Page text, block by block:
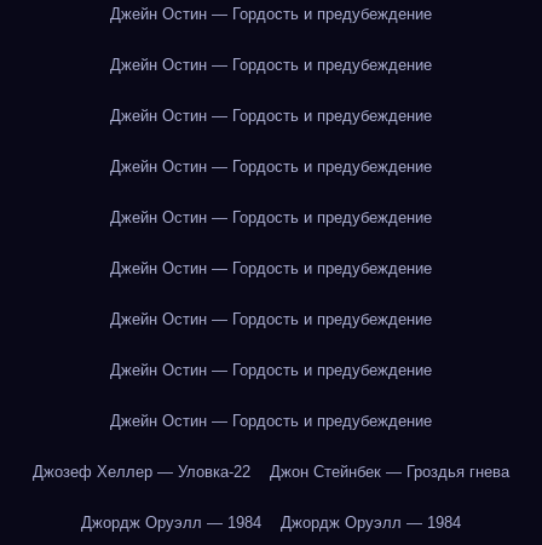
Джейн Остин — Гордость и предубеждение
Джейн Остин — Гордость и предубеждение
Джейн Остин — Гордость и предубеждение
Джейн Остин — Гордость и предубеждение
Джейн Остин — Гордость и предубеждение
Джейн Остин — Гордость и предубеждение
Джейн Остин — Гордость и предубеждение
Джейн Остин — Гордость и предубеждение
Джейн Остин — Гордость и предубеждение
Джозеф Хеллер — Уловка-22 Джон Стейнбек — Гроздья гнева
Джордж Оруэлл — 1984 Джордж Оруэлл — 1984